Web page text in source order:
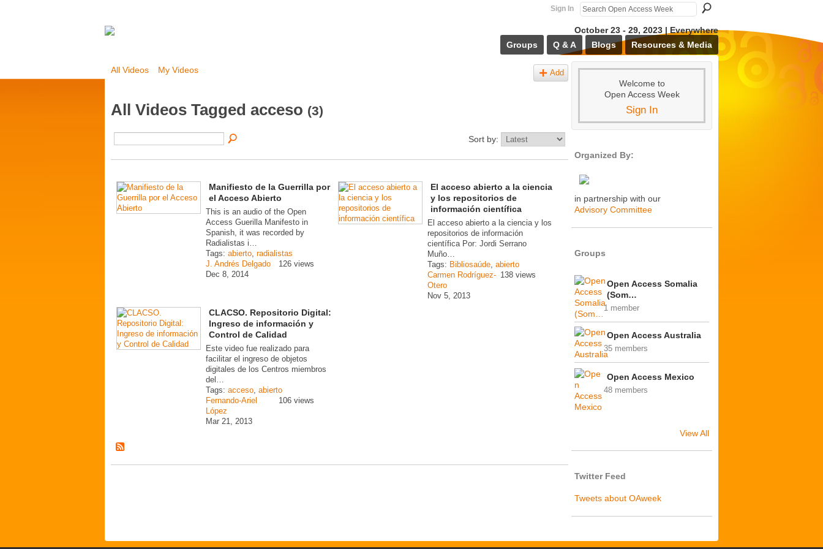
Sign In
October 23 - 29, 2023 | Everywhere
Groups
Q & A Blogs Resources & Media
All Videos My Videos Add
All Videos Tagged acceso (3)
Sort by:
Manifiesto de la Guerrilla por
el Acceso Abierto
This is an audio of the Open
Access Guerilla Manifesto in
Spanish, it was recorded by
Radialistas i…
Tags: abierto, radialistas
J. Andrés Delgado
Dec 8, 2014
126 views
El acceso abierto a la ciencia
y los repositorios de
información científica
El acceso abierto a la ciencia y los
repositorios de información
científica Por: Jordi Serrano
Muño…
Tags: Bibliosaúde, abierto
Carmen Rodríguez-
Otero
Nov 5, 2013
138 views
CLACSO. Repositorio Digital:
Ingreso de información y
Control de Calidad
Este video fue realizado para
facilitar el ingreso de objetos
digitales de los Centros miembros
del…
Tags: acceso, abierto
Fernando-Ariel
López
Mar 21, 2013
106 views
Welcome to
Open Access Week
Sign In
Organized By:
in partnership with our
Advisory Committee
Groups
Open Access Somalia
(Som…
1 member
Open Access Australia
35 members
Open Access Mexico
48 members
View All
Twitter Feed
Tweets about OAweek